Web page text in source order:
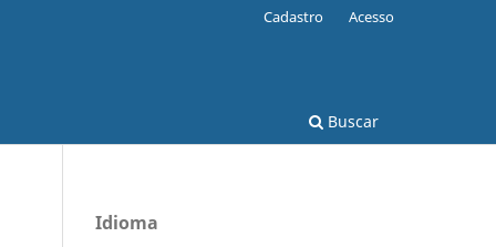
Buscar
Cadastro Acesso
Idioma